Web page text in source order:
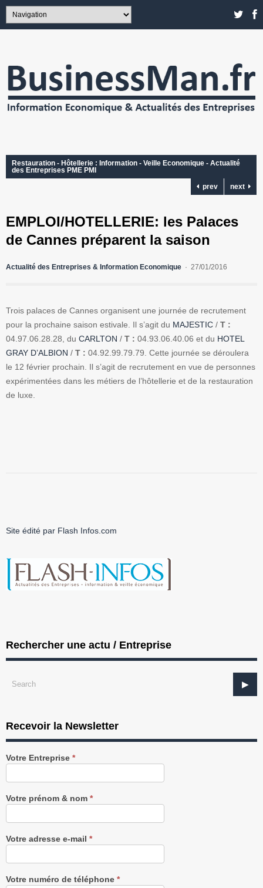
Restauration - Hôtellerie : Information - Veille Economique - Actualité
des Entreprises PME PMI
prev
next
EMPLOI/HOTELLERIE: les Palaces
de Cannes préparent la saison
Actualité des Entreprises & Information Economique 27/01/2016
Trois palaces de Cannes organisent une journée de recrutement
pour la prochaine saison estivale. Il s’agit du MAJESTIC / T :
04.97.06.28.28, du CARLTON / T : 04.93.06.40.06 et du HOTEL
GRAY D’ALBION / T : 04.92.99.79.79. Cette journée se déroulera
le 12 février prochain. Il s’agit de recrutement en vue de personnes
expérimentées dans les métiers de l’hôtellerie et de la restauration
de luxe.
Site édité par Flash Infos.com
Rechercher une actu / Entreprise
Recevoir la Newsletter
Recevez
notre
gratuitement
Votre Entreprise *
Votre prénom & nom *
Votre adresse e-mail *
Votre numéro de téléphone *